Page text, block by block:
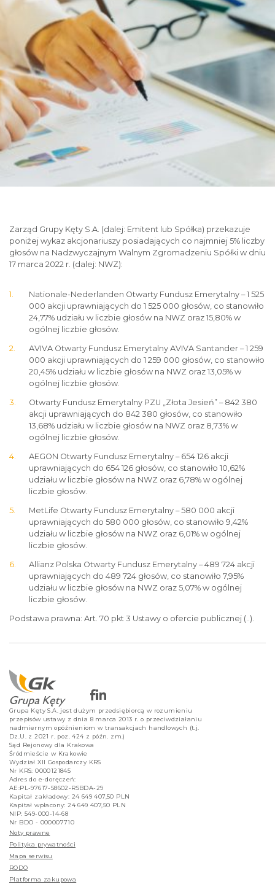
Zarząd Grupy Kęty S.A. (dalej: Emitent lub Spółka) przekazuje
poniżej wykaz akcjonariuszy posiadających co najmniej 5% liczby
głosów na Nadzwyczajnym Walnym Zgromadzeniu Spółki w dniu
17 marca 2022 r. (dalej: NWZ):
Nationale-Nederlanden Otwarty Fundusz Emerytalny – 1 525
000 akcji uprawniających do 1 525 000 głosów, co stanowiło
24,77% udziału w liczbie głosów na NWZ oraz 15,80% w
ogólnej liczbie głosów.
AVIVA Otwarty Fundusz Emerytalny AVIVA Santander – 1 259
000 akcji uprawniających do 1 259 000 głosów, co stanowiło
20,45% udziału w liczbie głosów na NWZ oraz 13,05% w
ogólnej liczbie głosów.
Otwarty Fundusz Emerytalny PZU „Złota Jesień” – 842 380
akcji uprawniających do 842 380 głosów, co stanowiło
13,68% udziału w liczbie głosów na NWZ oraz 8,73% w
ogólnej liczbie głosów.
AEGON Otwarty Fundusz Emerytalny – 654 126 akcji
uprawniających do 654 126 głosów, co stanowiło 10,62%
udziału w liczbie głosów na NWZ oraz 6,78% w ogólnej
liczbie głosów.
MetLife Otwarty Fundusz Emerytalny – 580 000 akcji
uprawniających do 580 000 głosów, co stanowiło 9,42%
udziału w liczbie głosów na NWZ oraz 6,01% w ogólnej
liczbie głosów.
Allianz Polska Otwarty Fundusz Emerytalny – 489 724 akcji
uprawniających do 489 724 głosów, co stanowiło 7,95%
udziału w liczbie głosów na NWZ oraz 5,07% w ogólnej
liczbie głosów.
Podstawa prawna: Art. 70 pkt 3 Ustawy o ofercie publicznej (..).
Grupa Kęty S.A. jest dużym przedsiębiorcą w rozumieniu
przepisów ustawy z dnia 8 marca 2013 r. o przeciwdziałaniu
nadmiernym opóźnieniom w transakcjach handlowych (t.j.
Dz.U. z 2021 r. poz. 424 z późn. zm.)
Sąd Rejonowy dla Krakowa
Śródmieście w Krakowie
Wydział XII Gospodarczy KRS
Nr KRS: 0000121845
Adres do e-doręczeń:
AE:PL-97617-58602-RSBDA-29
Kapitał zakładowy: 24 649 407,50 PLN
Kapitał wpłacony: 24 649 407,50 PLN
NIP: 549-000-14-68
Nr BDO - 000007710
Noty prawne
Polityka prywatności
Mapa serwisu
RODO
Platforma zakupowa